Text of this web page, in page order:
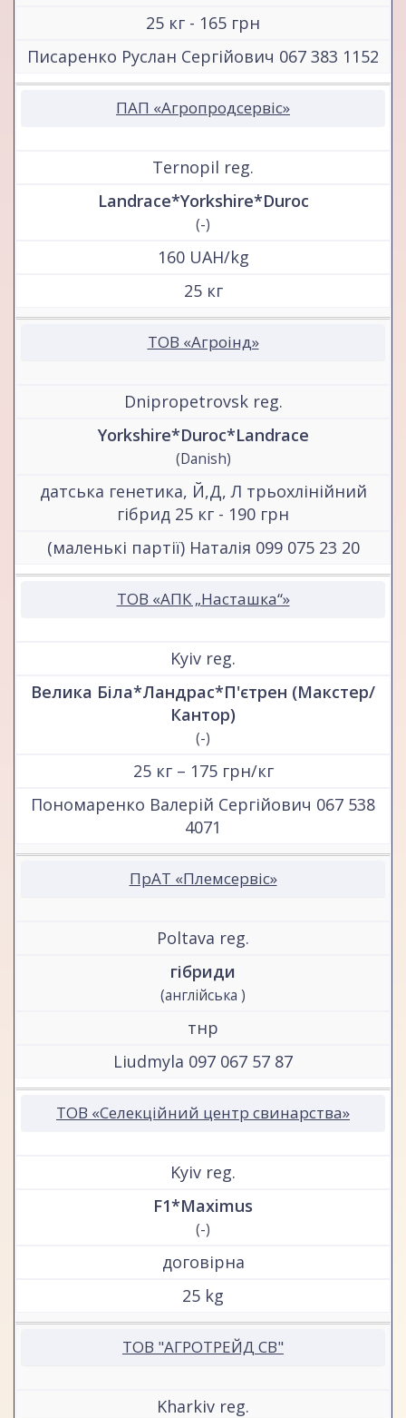
25 кг - 165 грн
Писаренко Руслан Сергійович 067 383 1152
ПАП «Агропродсервіс»
Ternopil reg.
Landrace*Yorkshire*Duroc
(-)
160 UAH/kg
25 кг
ТОВ «Агроінд»
Dnipropetrovsk reg.
Yorkshire*Duroc*Landrace
(Danish)
датська генетика, Й,Д, Л трьохлінійний
гібрид 25 кг - 190 грн
(маленькі партії) Наталія 099 075 23 20
ТОВ «АПК „Насташка“»
Kyiv reg.
Велика Біла*Ландрас*П'єтрен (Макстер/
Кантор)
(-)
25 кг – 175 грн/кг
Пономаренко Валерій Сергійович 067 538
4071
ПрАТ «Племсервіс»
Poltava reg.
гібриди
(англійська )
тнр
Liudmyla 097 067 57 87
ТОВ «Селекційний центр свинарства»
Kyiv reg.
F1*Maximus
(-)
договірна
25 kg
ТОВ "АГРОТРЕЙД СВ"
Kharkiv reg.